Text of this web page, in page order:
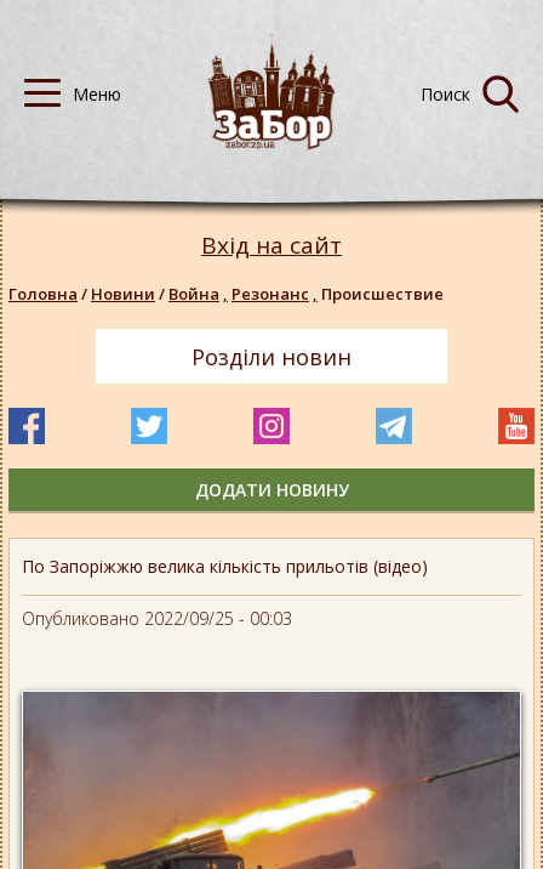
По Запоріжжю велика кількість прильотів (відео)
Опубликовано 2022/09/25 - 00:03
Вхід на сайт
Головна / Новини / Война , Резонанс , Происшествие
Розділи новин
ДОДАТИ НОВИНУ